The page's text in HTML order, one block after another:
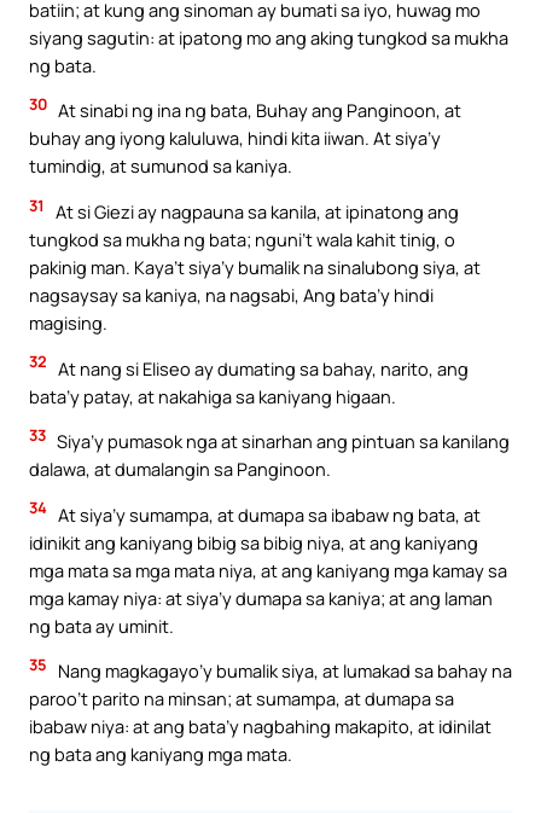
batiin; at kung ang sinoman ay bumati sa iyo, huwag mo
siyang sagutin: at ipatong mo ang aking tungkod sa mukha
ng bata.
30 At sinabi ng ina ng bata, Buhay ang Panginoon, at
buhay ang iyong kaluluwa, hindi kita iiwan. At siya’y
tumindig, at sumunod sa kaniya.
31
At si Giezi ay nagpauna sa kanila, at ipinatong ang
tungkod sa mukha ng bata; nguni’t wala kahit tinig, o
pakinig man. Kaya’t siya’y bumalik na sinalubong siya, at
nagsaysay sa kaniya, na nagsabi, Ang bata’y hindi
magising.
32 At nang si Eliseo ay dumating sa bahay, narito, ang
bata’y patay, at nakahiga sa kaniyang higaan.
33 Siya’y pumasok nga at sinarhan ang pintuan sa kanilang
dalawa, at dumalangin sa Panginoon.
34 At siya’y sumampa, at dumapa sa ibabaw ng bata, at
idinikit ang kaniyang bibig sa bibig niya, at ang kaniyang
mga mata sa mga mata niya, at ang kaniyang mga kamay sa
mga kamay niya: at siya’y dumapa sa kaniya; at ang laman
ng bata ay uminit.
35
Nang magkagayo’y bumalik siya, at lumakad sa bahay na
paroo’t parito na minsan; at sumampa, at dumapa sa
ibabaw niya: at ang bata’y nagbahing makapito, at idinilat
ng bata ang kaniyang mga mata.